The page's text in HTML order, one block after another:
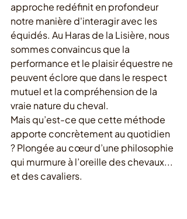
approche redéfinit en profondeur
notre manière d'interagir avec les
équidés. Au Haras de la Lisière, nous
sommes convaincus que la
performance et le plaisir équestre ne
peuvent éclore que dans le respect
mutuel et la compréhension de la
vraie nature du cheval.
Mais qu’est-ce que cette méthode
apporte concrètement au quotidien
? Plongée au cœur d’une philosophie
qui murmure à l’oreille des chevaux...
et des cavaliers.